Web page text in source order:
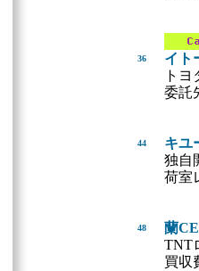
36
イト
ト
委託
44
キユ
独自
荷室
48
蘭
TNT
買収